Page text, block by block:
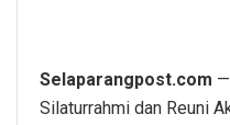
Selaparangpost.com
Silaturrahmi dan Reuni